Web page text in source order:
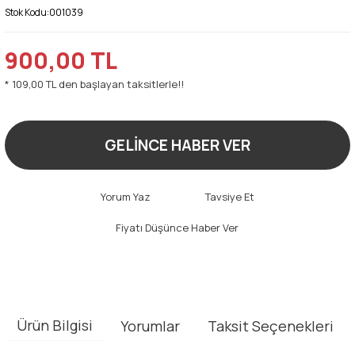
Stok Kodu:001039
900,00 TL
* 109,00 TL den başlayan taksitlerle!!
GELİNCE HABER VER
Yorum Yaz Tavsiye Et
Fiyatı Düşünce Haber Ver
Ürün Bilgisi Yorumlar Taksit Seçenekleri